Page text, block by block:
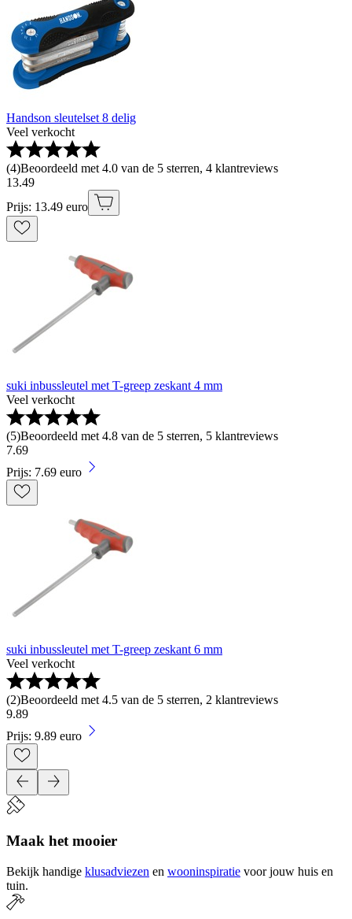
Handson sleutelset 8 delig
Veel verkocht
(4)Beoordeeld met 4.0 van de 5 sterren, 4 klantreviews
13.49
Prijs: 13.49 euro
suki inbussleutel met T-greep zeskant 4 mm
Veel verkocht
(5)Beoordeeld met 4.8 van de 5 sterren, 5 klantreviews
7.69
Prijs: 7.69 euro
suki inbussleutel met T-greep zeskant 6 mm
Veel verkocht
(2)Beoordeeld met 4.5 van de 5 sterren, 2 klantreviews
9.89
Prijs: 9.89 euro
Maak het mooier
Bekijk handige klusadviezen en wooninspiratie voor jouw huis en
tuin.